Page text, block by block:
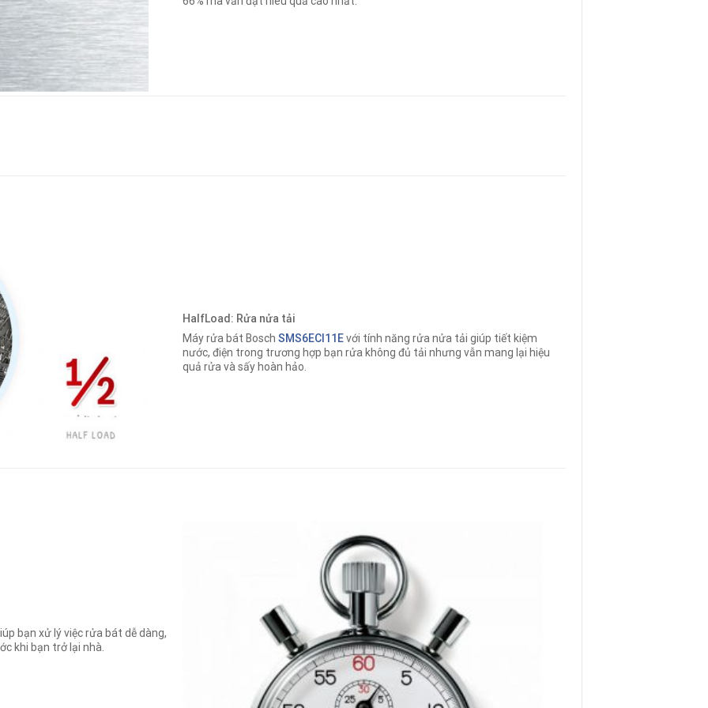
HalfLoad: Rửa nửa tải
Máy rửa bát Bosch SMS6ECI11Evới tính năng rửa nửa tải giúp tiết kiệm
nước, điện trong trương hợp bạn rửa không đủ tải nhưng vẫn mang lại hiệu
quả rửa và sấy hoàn hảo.
bạn xử lý việc rửa bát dễ dàng,
khi bạn trở lại nhà.